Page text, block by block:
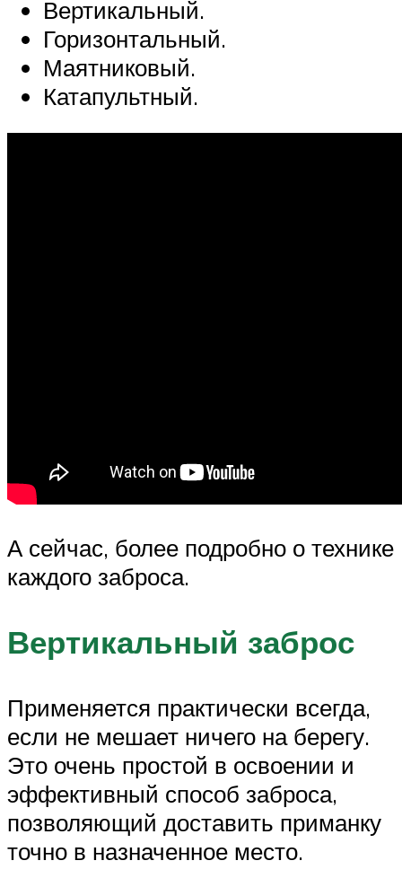
Вертикальный.
Горизонтальный.
Маятниковый.
Катапультный.
А сейчас, более подробно о технике
каждого заброса.
Вертикальный заброс
Применяется практически всегда,
если не мешает ничего на берегу.
Это очень простой в освоении и
эффективный способ заброса,
позволяющий доставить приманку
точно в назначенное место.